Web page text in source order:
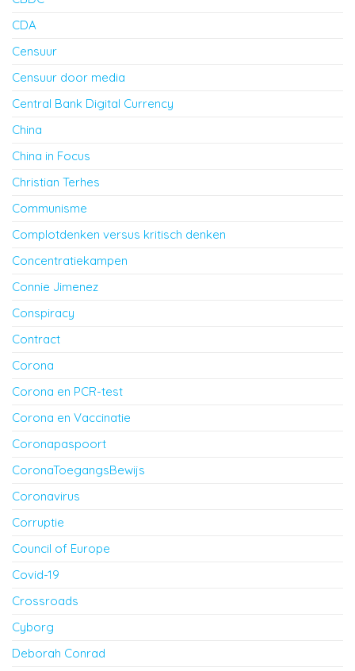
CDA
Censuur
Censuur door media
Central Bank Digital Currency
China
China in Focus
Christian Terhes
Communisme
Complotdenken versus kritisch denken
Concentratiekampen
Connie Jimenez
Conspiracy
Contract
Corona
Corona en PCR-test
Corona en Vaccinatie
Coronapaspoort
CoronaToegangsBewijs
Coronavirus
Corruptie
Council of Europe
Covid-19
Crossroads
Cyborg
Deborah Conrad